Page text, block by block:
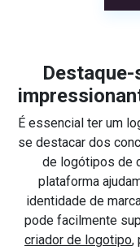
É essencial ter um
se destacar dos
de logótipos de
plataforma
identidade de
pode facilmente
criador de logotipo,